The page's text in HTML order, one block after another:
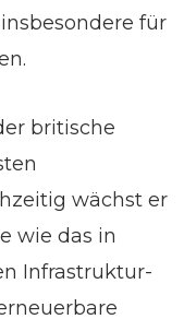
für
britische
wächst er
wie das in
Infrastruktur-